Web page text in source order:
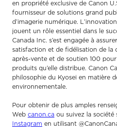
en propriété exclusive de Canon
fournisseur de solutions grand
d’imagerie numérique.
jouent un rôle essentiel dans le
Canada Inc. s’est engagée à
satisfaction et de fidélisation de la
après-vente et de soutien 100
produits qu’elle distribue. Canon
philosophie du Kyosei en matière
environnementale.
Pour obtenir de plus amples
Web canon.ca ou suivez la société
Instagram en utilisant